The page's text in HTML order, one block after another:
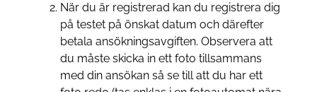
När du är registrerad kan du registrera dig
på testet på önskat datum och därefter
betala ansökningsavgiften. Observera att
du måste skicka in ett foto tillsammans
med din ansökan så se till att du har ett